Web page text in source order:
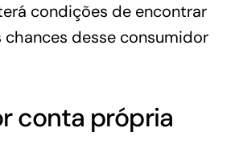
condições de encontrar
desse consumidor
conta própria